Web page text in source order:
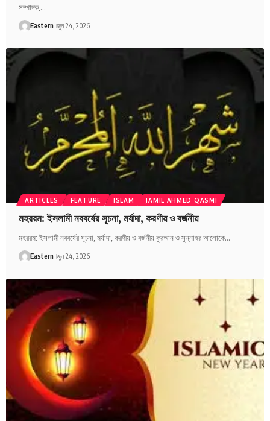
সম্পাদক,…
Eastern জুন 24, 2026
ARTICLES FEATURE ISLAM JAMIL AHMED QASMI
মহররম: ইসলামী নববর্ষের সূচনা, মর্যাদা, করণীয় ও বর্জনীয়
মহররম: ইসলামী নববর্ষের সূচনা, মর্যাদা, করণীয় ও বর্জনীয় কুরআন ও সুন্নাহর আলোকে…
Eastern জুন 24, 2026